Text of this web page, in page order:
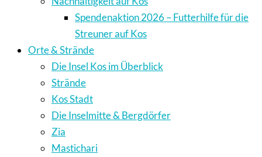
Spendenaktion 2026 – Futterhilfe für die
Streuner auf Kos
Orte & Strände
Die Insel Kos im Überblick
Strände
Kos Stadt
Die Inselmitte & Bergdörfer
Zia
Mastichari